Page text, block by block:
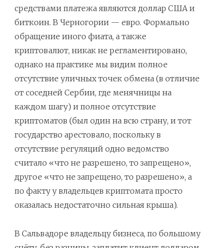
средствами платежа являются доллар США и
биткоин. В Черногории — евро. Формально
обращение иного фиата, а также
криптовалют, никак не регламентировано,
однако на практике мы видим полное
отсутствие уличных точек обмена (в отличие
от соседней Сербии, где менячницы на
каждом шагу) и полное отсутствие
криптоматов (был один на всю страну, и тот
государство арестовало, поскольку в
отсутствие регуляций одно ведомство
считало «что не разрешено, то запрещено»,
другое «что не запрещено, то разрешено», а
по факту у владельцев криптомата просто
оказалась недостаточно сильная крыша).
В Сальвадоре владельцу бизнеса, по большому